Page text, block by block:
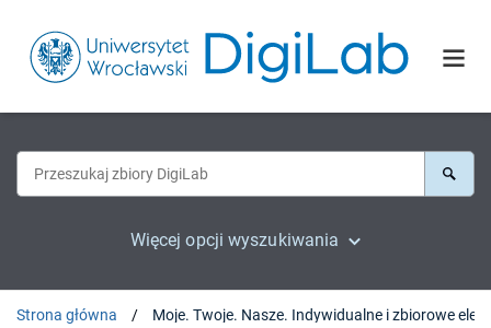
Więcej opcji wyszukiwania
Strona główna